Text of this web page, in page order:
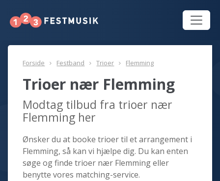
Forside Festband Trioer Flemming
Trioer nær Flemming
Modtag tilbud fra trioer nær
Flemming her
Ønsker du at booke trioer til et arrangement i
Flemming, så kan vi hjælpe dig. Du kan enten
søge og finde trioer nær Flemming eller
benytte vores matching-service.